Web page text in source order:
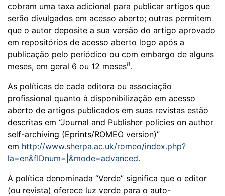
cobram uma taxa adicional para publicar artigos que
serão divulgados em acesso aberto; outras permitem
que o autor deposite a sua versão do artigo aprovado
em repositórios de acesso aberto logo após a
publicação pelo periódico ou com embargo de alguns
meses, em geral 6 ou 12 meses8.
As políticas de cada editora ou associação
profissional quanto à disponibilização em acesso
aberto de artigos publicados em suas revistas estão
descritas em “Journal and Publisher policies on author
self-archiving (Eprints/ROMEO version)”
em http://www.sherpa.ac.uk/romeo/index.php?
la=en&fIDnum=|&mode=advanced.
A política denominada “Verde” significa que o editor
(ou revista) oferece luz verde para o auto-